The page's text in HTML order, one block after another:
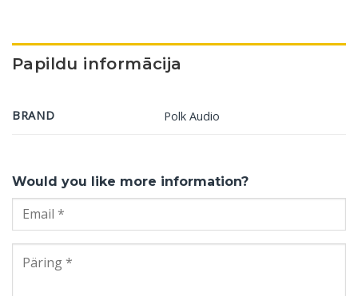
Papildu informācija
BRAND Polk Audio
Would you like more information?